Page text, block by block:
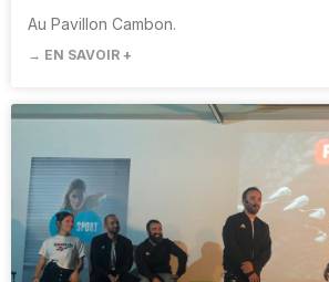
Au Pavillon Cambon.
→ EN SAVOIR +